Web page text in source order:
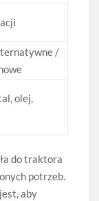
/
olej,
do traktora
potrzeb.
aby